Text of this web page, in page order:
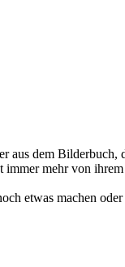
dem
mehr von
etwas machen